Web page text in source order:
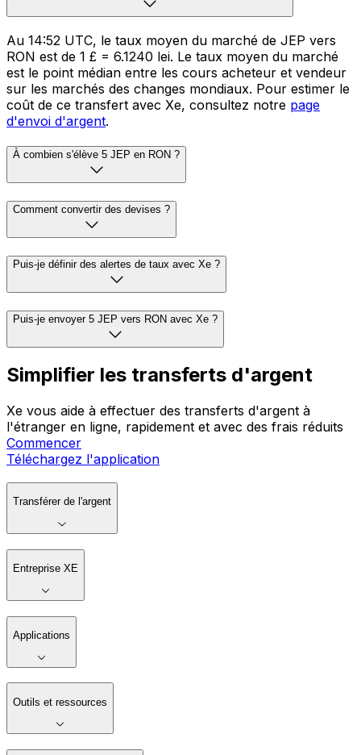
Au 14:52 UTC, le taux moyen du marché de JEP vers
RON est de 1 £ = 6.1240 lei. Le taux moyen du marché
est le point médian entre les cours acheteur et vendeur
sur les marchés des changes mondiaux. Pour estimer le
coût de ce transfert avec Xe, consultez notre page
d'envoi d'argent.
À combien s'élève 5 JEP en RON ?
Comment convertir des devises ?
Puis-je définir des alertes de taux avec Xe ?
Puis-je envoyer 5 JEP vers RON avec Xe ?
Simplifier les transferts d'argent
Xe vous aide à effectuer des transferts d'argent à
l'étranger en ligne, rapidement et avec des frais réduits
Commencer
Téléchargez l'application
Transférer de l'argent
Entreprise XE
Applications
Outils et ressources